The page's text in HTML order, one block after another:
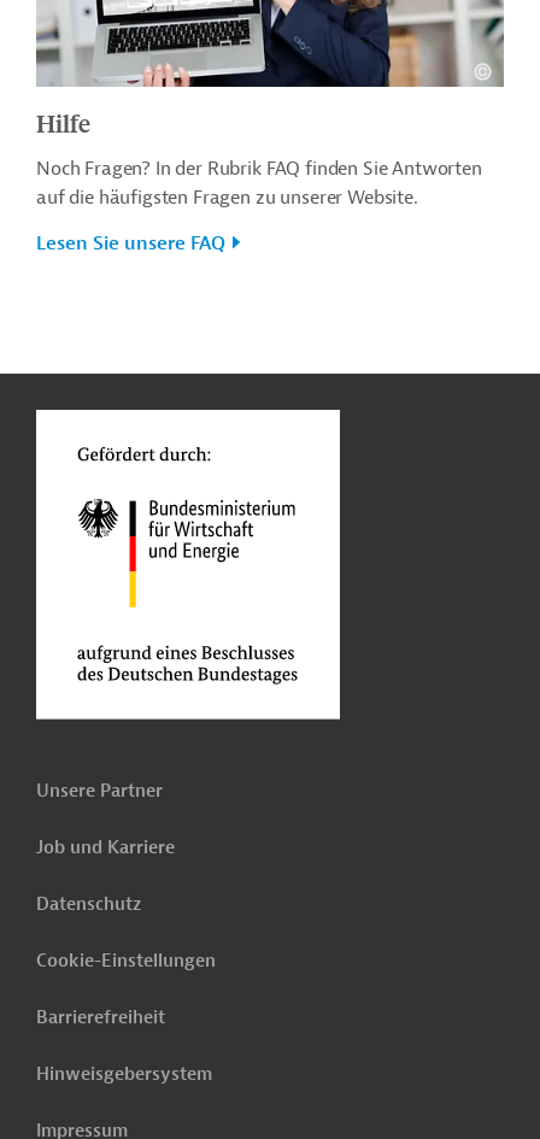
Hilfe
Noch Fragen? In der Rubrik FAQ finden Sie Antworten
auf die häufigsten Fragen zu unserer Website.
Lesen Sie unsere FAQ
Unsere Partner
Job und Karriere
Datenschutz
Cookie-Einstellungen
Barrierefreiheit
Hinweisgebersystem
Impressum